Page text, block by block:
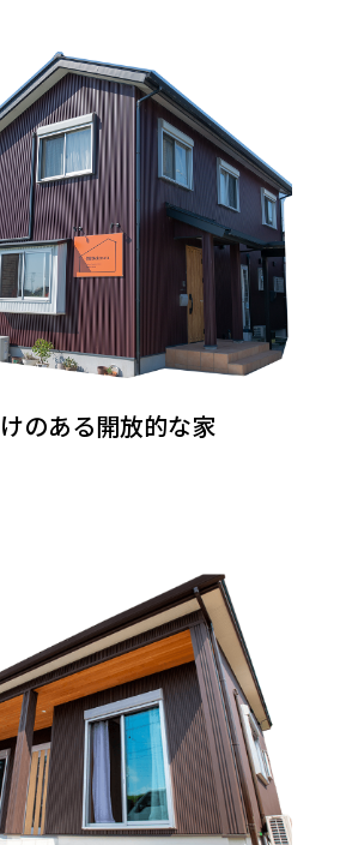
のある開放的な家